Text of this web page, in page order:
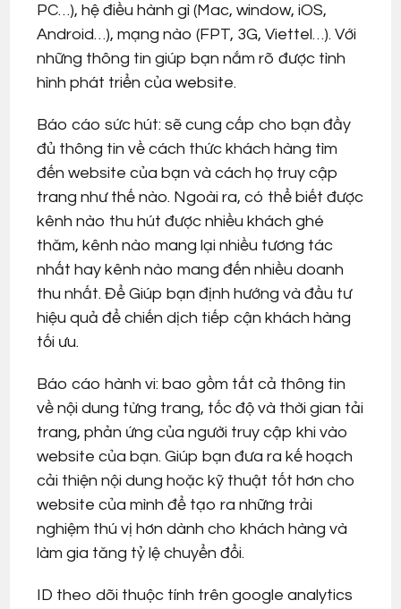
PC…), hệ điều hành gì (Mac, window, iOS,
Android…), mạng nào (FPT, 3G, Viettel…). Với
những thông tin giúp bạn nắm rõ được tình
hình phát triển của website.
Báo cáo sức hút: sẽ cung cấp cho bạn đầy
đủ thông tin về cách thức khách hàng tìm
đến website của bạn và cách họ truy cập
trang như thế nào. Ngoài ra, có thể biết được
kênh nào thu hút được nhiều khách ghé
thăm, kênh nào mang lại nhiều tương tác
nhất hay kênh nào mang đến nhiều doanh
thu nhất. Để Giúp bạn định hướng và đầu tư
hiệu quả để chiến dịch tiếp cận khách hàng
tối ưu.
Báo cáo hành vi: bao gồm tất cả thông tin
về nội dung từng trang, tốc độ và thời gian tải
trang, phản ứng của người truy cập khi vào
website của bạn. Giúp bạn đưa ra kế hoạch
cải thiện nội dung hoặc kỹ thuật tốt hơn cho
website của mình để tạo ra những trải
nghiệm thú vị hơn dành cho khách hàng và
làm gia tăng tỷ lệ chuyển đổi.
ID theo dõi thuộc tính trên google analytics